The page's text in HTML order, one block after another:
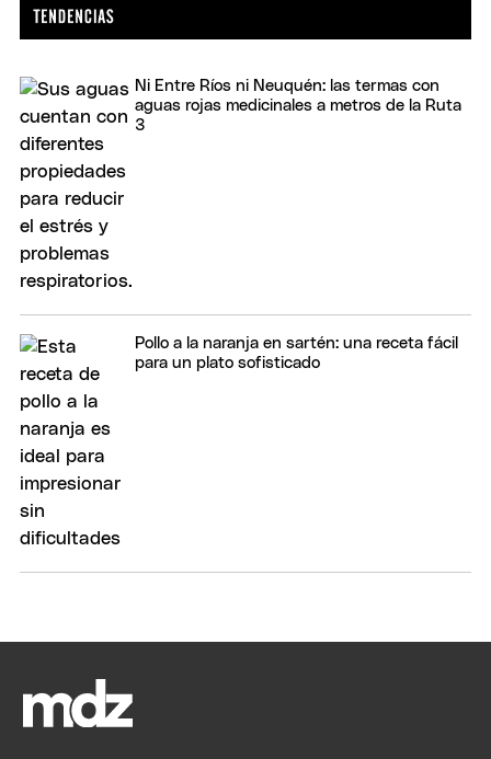
Ni Entre Ríos ni Neuquén: las termas con
aguas rojas medicinales a metros de la Ruta
3
Pollo a la naranja en sartén: una receta fácil
para un plato sofisticado